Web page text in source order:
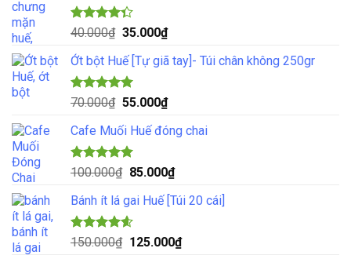
Được xếp
4.33
5 sao
40.000₫ Giá
là:
40.000₫.
35.000₫Giá
tại
35.000₫.
Ớt bột Huế [Tự giã tay]- Túi chân không 250gr
Được xếp
5.00
5 sao
70.000₫ Giá
là:
70.000₫.
55.000₫Giá
tại
55.000₫.
Cafe Muối Huế đóng chai
Được xếp
5.00
5 sao
100.000₫ Giá
là:
100.000₫.
85.000₫Giá
tại
85.000₫.
Bánh ít lá gai Huế [Túi 20 cái]
Được xếp
4.57
150.000₫ Giá
125.000₫Giá